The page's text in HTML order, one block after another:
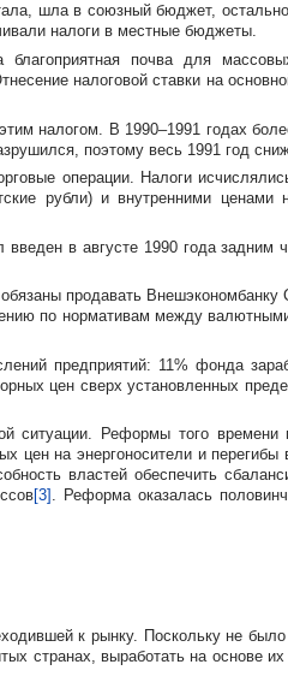
шла в союзный бюджет,
налоги в местные бюджеты.
почва для
налоговой ставки на
налогом. В 1990–1991 годах
поэтому весь 1991 год
операции. Налоги
рубли) и внутренними
в августе 1990 года
продавать
по нормативам между
предприятий: 11% фонда
цен сверх установленных
ситуации. Реформы того
на энергоносители и
властей обеспечить
[3] . Реформа оказалась
к рынку. Поскольку не
странах, выработать на основе